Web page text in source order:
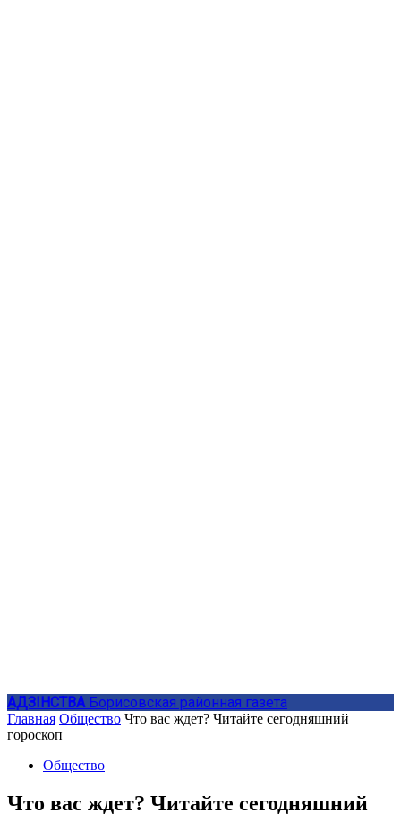
АДЗIНСТВА Борисовская районная газета
Главная Общество Что вас ждет? Читайте сегодняшний
гороскоп
Общество
Что вас ждет? Читайте сегодняшний